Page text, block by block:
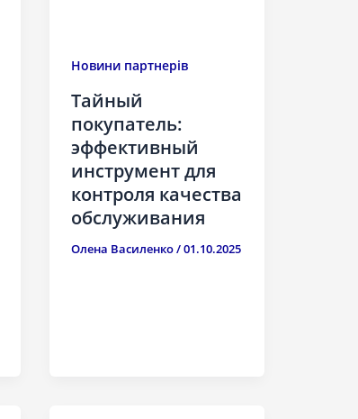
Новини партнерів
Тайный
покупатель:
эффективный
инструмент для
контроля качества
обслуживания
Олена Василенко/01.10.2025